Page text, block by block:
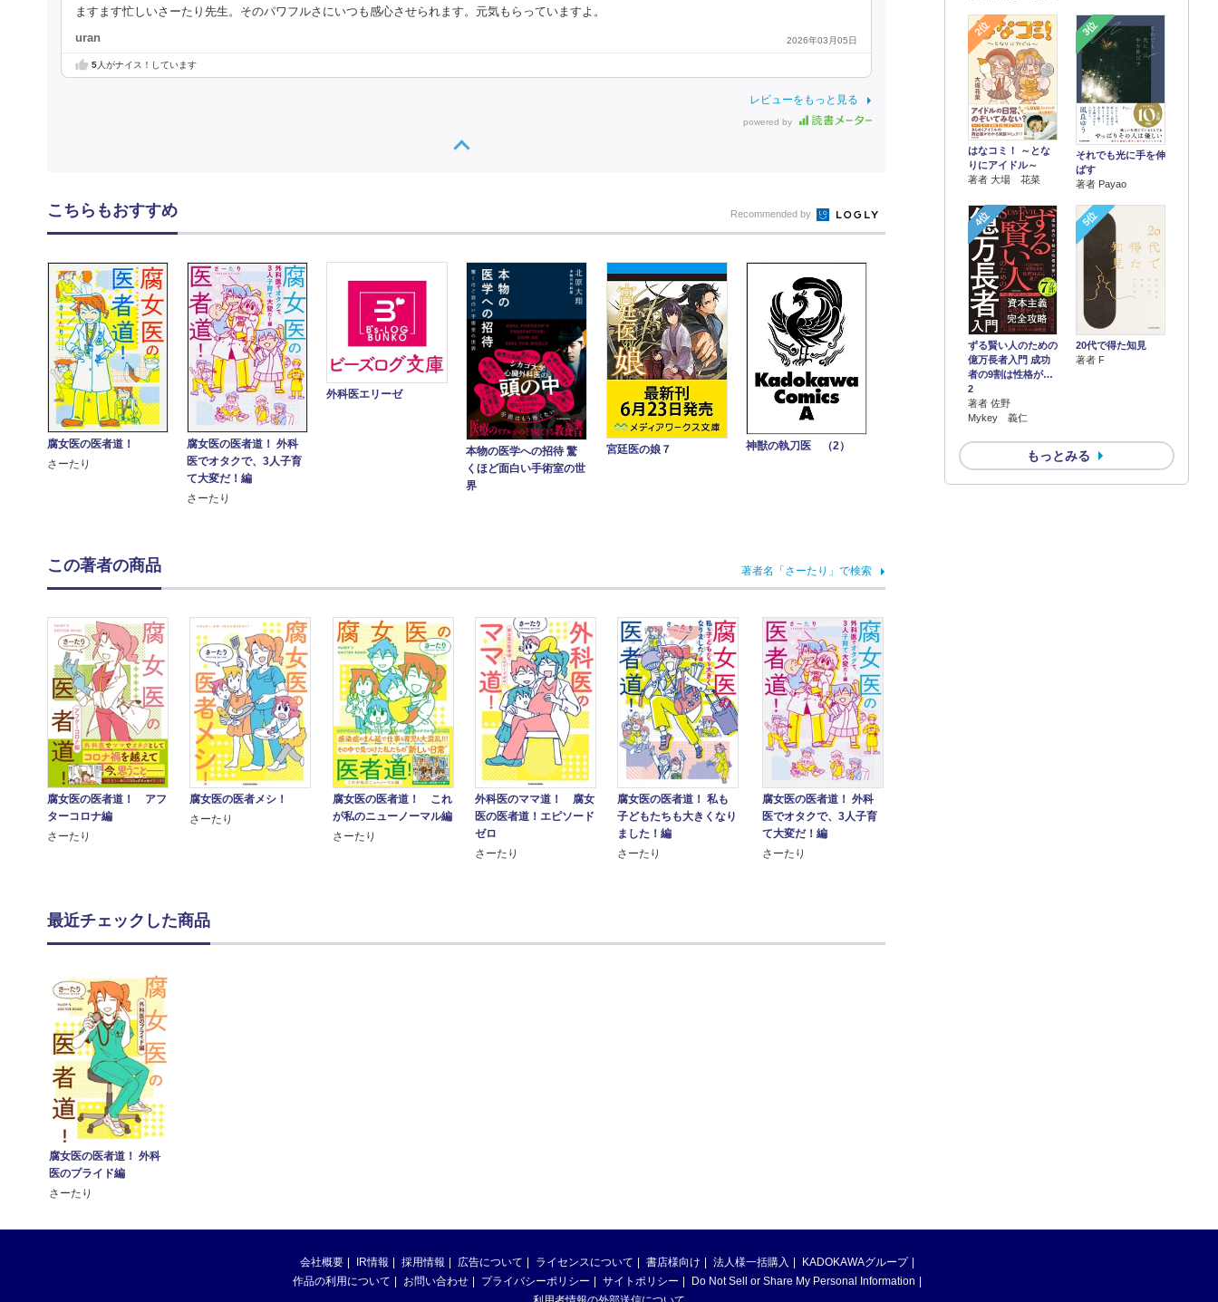
ますます忙しいさーたり先生。そのパワフルさにいつも感心させられます。元気もらっていますよ。
uran 2026年03月05日
5人がナイス！しています
レビューをもっと見る
powered by
2位
はなコミ！ ～とな
りにアイドル～
著者 大場 花菜
3位
それでも光に手を伸
ばす
著者 Payao
4位
ずる賢い人のための
億万長者入門 成功
者の9割は性格が…
2
著者 佐野
Mykey 義仁
5位
20代で得た知見
著者 F
もっとみる
こちらもおすすめ Recommended by
腐女医の医者道！
さーたり
腐女医の医者道！ 外科
医でオタクで、3人子育
て大変だ！編
さーたり
外科医エリーゼ
本物の医学への招待 驚
くほど面白い手術室の世
界
宮廷医の娘７ 神獣の執刀医 （2）
この著者の商品 著者名「さーたり」で検索
腐女医の医者道！ アフ
ターコロナ編
さーたり
腐女医の医者メシ！
さーたり
腐女医の医者道！ これ
が私のニューノーマル編
さーたり
外科医のママ道！ 腐女
医の医者道！エピソード
ゼロ
さーたり
腐女医の医者道！ 私も
子どもたちも大きくなり
ました！編
さーたり
腐女医の医者道！ 外科
医でオタクで、3人子育
て大変だ！編
さーたり
最近チェックした商品
腐女医の医者道！ 外科
医のプライド編
さーたり
会社概要 IR情報 採用情報 広告について ライセンスについて 書店様向け 法人様一括購入
KADOKAWAグループ
作品の利用について
お問い合わせ プライバシーポリシー サイトポリシー
Do Not Sell or Share My Personal Information